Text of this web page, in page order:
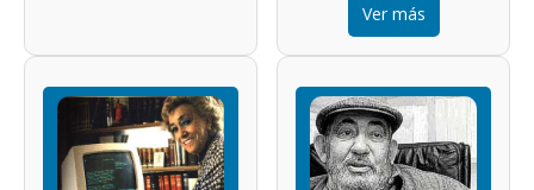
Ver más